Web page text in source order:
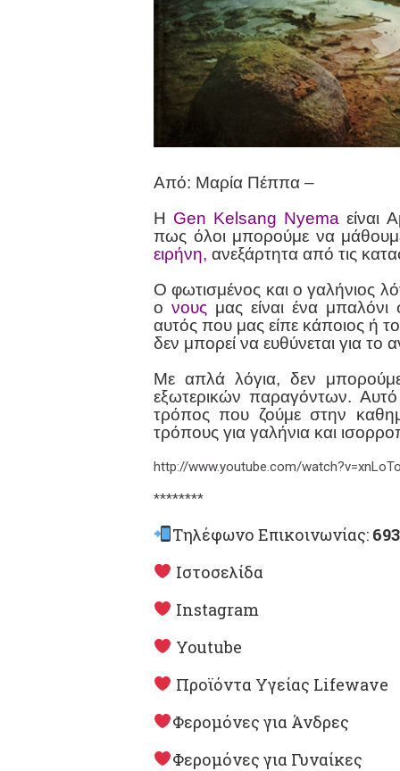
Από: Μαρία Πέππα –
Η Gen Kelsang Nyema είναι
πως όλοι μπορούμε να
ειρήνη, ανεξάρτητα από τις
Ο φωτισμένος και ο γαλήνιος
ο νους μας είναι ένα
αυτός που μας είπε κάποιος ή
δεν μπορεί να ευθύνεται για το
Με απλά λόγια, δεν
εξωτερικών παραγόντων.
τρόπος που ζούμε στην
τρόπους για γαλήνια και
http://www.youtube.com/
********
Τηλέφωνο Επικοινωνίας:
Ιστοσελίδα
Instagram
Youtube
Προϊόντα Υγείας Lifewave
Φερομόνες για Άνδρες
Φερομόνες για Γυναίκες